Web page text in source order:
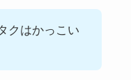
クはかっこい